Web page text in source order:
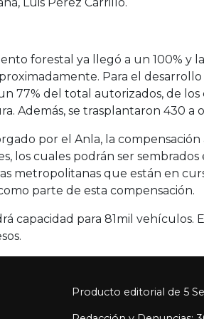
forestal ya llegó a un 100% y
Para el
77% del total autorizados, de
Además, se trasplantaron 430 a
por el Anla, la
los cuales podrán ser
metropolitanas que están en
parte de esta compensación.
capacidad para 81mil vehículos.
Producto editorial de 5